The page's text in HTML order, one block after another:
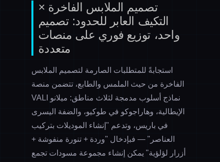
تصميم الملابس الفاخرة ×
التكيف العابر للحدود: تصميم
واحد، توزيع فوري على منصات
متعددة
استجابةً للمتطلبات الصارمة لتصميم الملابس
الفاخرة من حيث الملمس والطابع، تتضمن منصة
VALI نماذج أسلوب مدمجة لثلاث مناطق: ميلانو
الإيطالية، وهاراجوكو في طوكيو، والضفة اليسرى
في باريس، وتدعم "إنشاء الموديلات بتركيب
العناصر" — فبإدخال "وردة + تنورة منفوشة +
أزرار لؤلؤية" يمكن إنشاء مجموعة مسودات تجمع